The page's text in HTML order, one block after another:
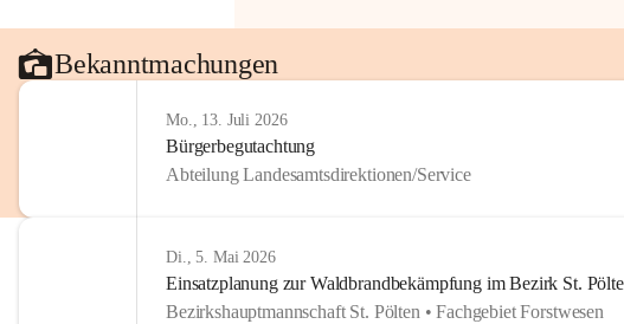
Bekanntmachungen
Mo., 13. Juli 2026
Bürgerbegutachtung
Abteilung Landesamtsdirektionen/Service
Di., 5. Mai 2026
Einsatzplanung zur Waldbrandbekämpfung im Bezirk St.
Bezirkshauptmannschaft St. Pölten • Fachgebiet Forstwesen